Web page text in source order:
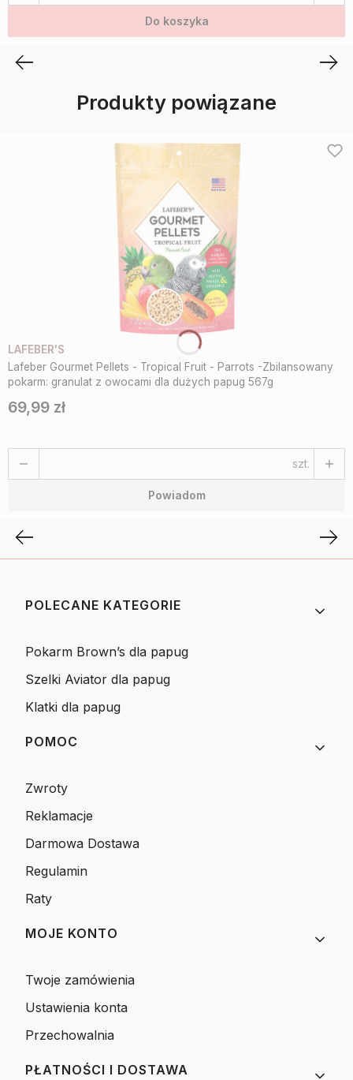
Do koszyka
Produkty powiązane
LAFEBER'S
Lafeber Gourmet Pellets - Tropical Fruit - Parrots -Zbilansowany
pokarm: granulat z owocami dla dużych papug 567g
Cena
69,99 zł
szt.
Powiadom
Linki w stopce
POLECANE KATEGORIE
Pokarm Brown’s dla papug
Szelki Aviator dla papug
Klatki dla papug
POMOC
Zwroty
Reklamacje
Darmowa Dostawa
Regulamin
Raty
MOJE KONTO
Twoje zamówienia
Ustawienia konta
Przechowalnia
PŁATNOŚCI I DOSTAWA